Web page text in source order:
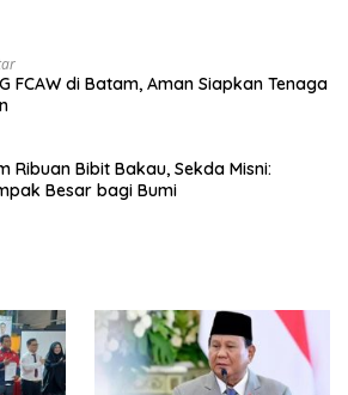
FCAW di Batam, Aman Siapkan Tenaga
Ribuan Bibit Bakau, Sekda Misni:
Besar bagi Bumi